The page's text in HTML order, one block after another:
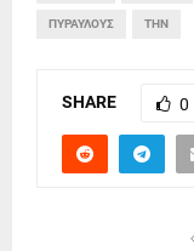
ΠΥΡΑΎΛΟΥΣ ΤΗΝ
SHARE 0